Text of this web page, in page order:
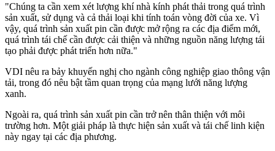
"Chúng ta cần xem xét lượng khí nhà kính phát thải trong quá trình
sản xuất, sử dụng và cả thải loại khi tính toán vòng đời của xe. Vì
vậy, quá trình sản xuất pin cần được mở rộng ra các địa điểm mới,
quá trình tái chế cần được cải thiện và những nguồn năng lượng tái
tạo phải được phát triển hơn nữa."
VDI nêu ra bảy khuyến nghị cho ngành công nghiệp giao thông vận
tải, trong đó nêu bật tầm quan trọng của mạng lưới năng lượng
xanh.
Ngoài ra, quá trình sản xuất pin cần trở nên thân thiện với môi
trường hơn. Một giải pháp là thực hiện sản xuất và tái chế linh kiện
này ngay tại các địa phương.